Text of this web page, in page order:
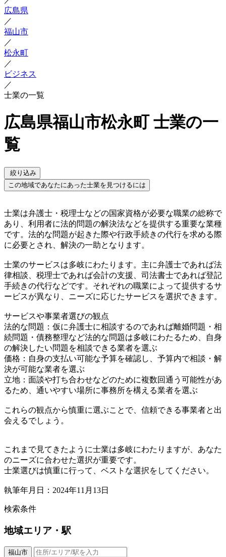
広島県
／
福山市
／
松永町
／
ビジネス
／
士業の一覧
広島県福山市松永町 士業の一
覧
絞り込み
この地域であなたにあった士業を見つけるには
士業は弁護士・税理士などの国家資格が必要な職業の総称で
あり、利用者に法的問題の解決法などを提供する重要な業種
です。法的な問題が起きた際や行政手続きの代行を求める際
に必要とされ、解決の一助となります。
士業のサービスは多岐にわたります。主に弁護士であれば法
律相談、税理士であれば会計の支援、司法書士であれば登記
手続きの代行などです。それぞれの職業によって提供するサ
ービスが異なり、ニーズに応じたサービスを選択できます。
サービスや事業者選びの観点
法的な問題：仮に弁護士に相談するのであれば離婚問題・相
続問題・債務整理など法的な問題は多岐にわたるため、自身
の解決したい問題を相談できる業者を選ぶ
価格：自身の支払い可能な予算を確認し、予算内で相談・解
決が可能な業者を選ぶ
立地：面談や打ち合わせなどのために複数回通う可能性があ
るため、通いやすい場所に事務所を構える業者を選ぶ
これらの観点から慎重に選ぶことで、信頼できる事業者と出
会えるでしょう。
これまで見てきたように士業は多岐にわたりますが、あなた
のニーズに合わせた選択が重要です。
士業選びは慎重に行って、ベストな選択をしてください。
執筆年月日：2024年11月13日
検索条件
地域エリア・駅
福山市